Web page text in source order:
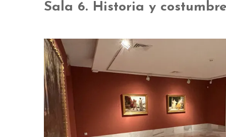
SALA
SALA
SALA
SALA
SALA
Sala 6. Historia y